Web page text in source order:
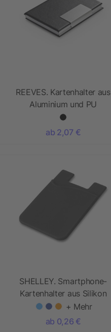
REEVES. Kartenhalter aus
Aluminium und PU
ab 2,07 €
SHELLEY. Smartphone-
Kartenhalter aus Silikon
+ Mehr
ab 0,26 €